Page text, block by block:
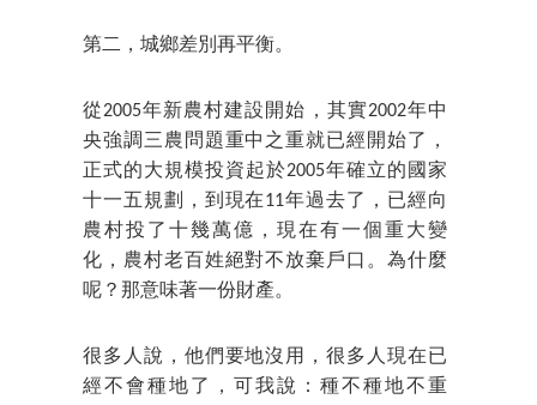
第二，城鄉差別再平衡。
從2005年新農村建設開始，其實2002年中
央強調三農問題重中之重就已經開始了，
正式的大規模投資起於2005年確立的國家
十一五規劃，到現在11年過去了，已經向
農村投了十幾萬億，現在有一個重大變
化，農村老百姓絕對不放棄戶口。為什麼
呢？那意味著一份財產。
很多人說，他們要地沒用，很多人現在已
經不會種地了，可我說：種不種地不重